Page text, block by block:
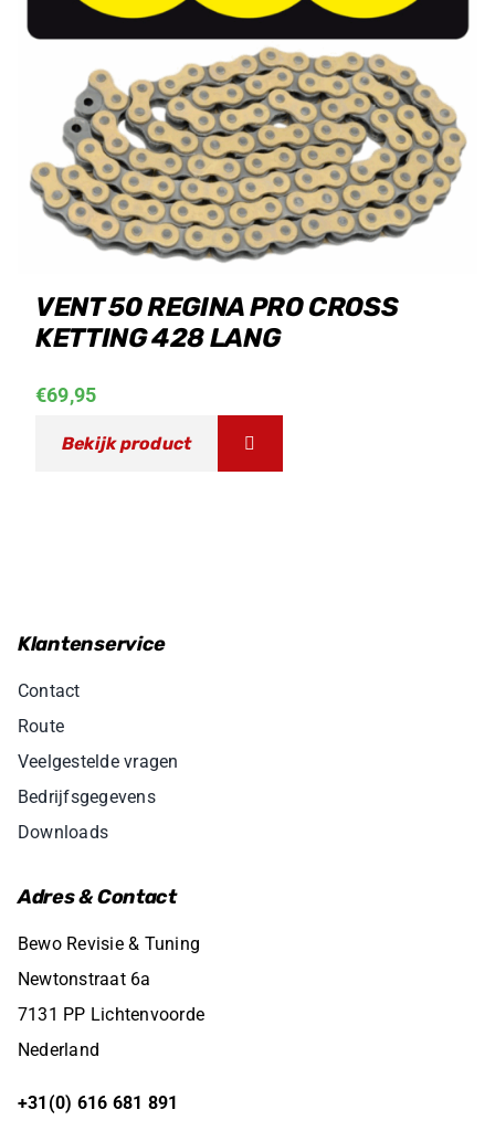
VENT 50 REGINA PRO CROSS
KETTING 428 LANG
€69,95
Bekijk product
Klantenservice
Contact
Route
Veelgestelde vragen
Bedrijfsgegevens
Downloads
Adres & Contact
Bewo Revisie & Tuning
Newtonstraat 6a
7131 PP Lichtenvoorde
Nederland
+31(0) 616 681 891